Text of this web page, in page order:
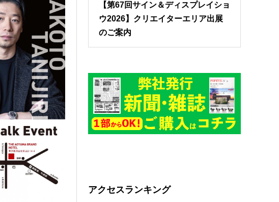
【第67回サイン＆ディスプレイショ
ウ2026】クリエイターエリア出展
のご案内
アクセスランキング